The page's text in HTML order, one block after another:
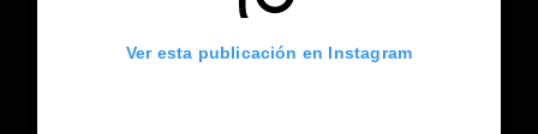
Ver esta publicación en Instagram